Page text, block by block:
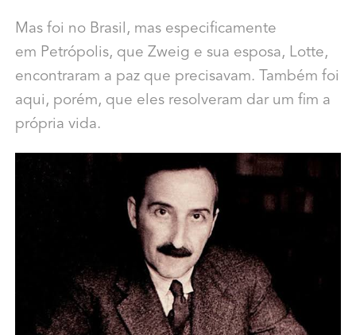
Mas foi no Brasil, mas especificamente
em Petrópolis, que Zweig e sua esposa, Lotte,
encontraram a paz que precisavam. Também foi
aqui, porém, que eles resolveram dar um fim a
própria vida.